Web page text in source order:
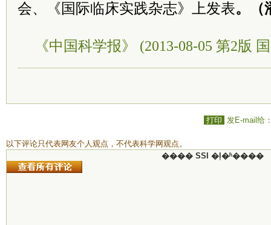
会、《国际临床实践杂志》上发表。（
《中国科学报》 (2013-08-05 第2版
打印 发E-mail给
以下评论只代表网友个人观点，不代表科学网观点。
���� SSI �ļ�ʱ����